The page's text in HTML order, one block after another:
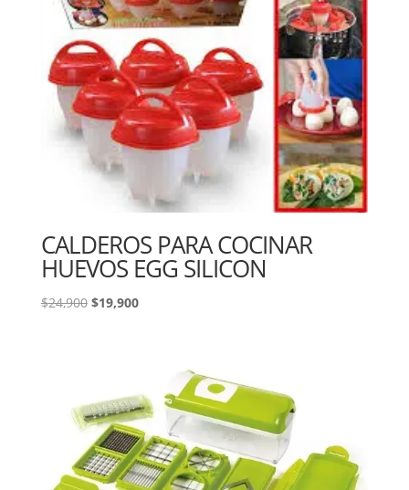
CALDEROS PARA COCINAR
HUEVOS EGG SILICON
$24,900 El
$19,900El
$19,900.